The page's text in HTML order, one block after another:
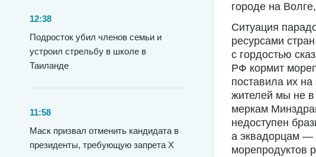
12:38
Подросток убил членов семьи и
устроил стрельбу в школе в
Таиланде
11:58
Маск призвал отменить кандидата в
президенты, требующую запрета X
городе на
Ситуация
ресурсами
с гордостью
РФ кормит
поставила их
жителей мы не в
меркам
недоступен
а эквадорцам —
морепродуктов